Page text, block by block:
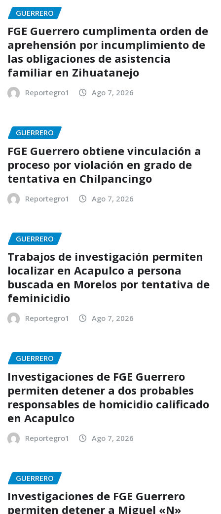
GUERRERO
FGE Guerrero cumplimenta orden de
aprehensión por incumplimiento de
las obligaciones de asistencia
familiar en Zihuatanejo
Reportegro1 Ago 7, 2026
GUERRERO
FGE Guerrero obtiene vinculación a
proceso por violación en grado de
tentativa en Chilpancingo
Reportegro1 Ago 7, 2026
GUERRERO
Trabajos de investigación permiten
localizar en Acapulco a persona
buscada en Morelos por tentativa de
feminicidio
Reportegro1 Ago 7, 2026
GUERRERO
Investigaciones de FGE Guerrero
permiten detener a dos probables
responsables de homicidio calificado
en Acapulco
Reportegro1 Ago 7, 2026
GUERRERO
Investigaciones de FGE Guerrero
permiten detener a Miguel «N»